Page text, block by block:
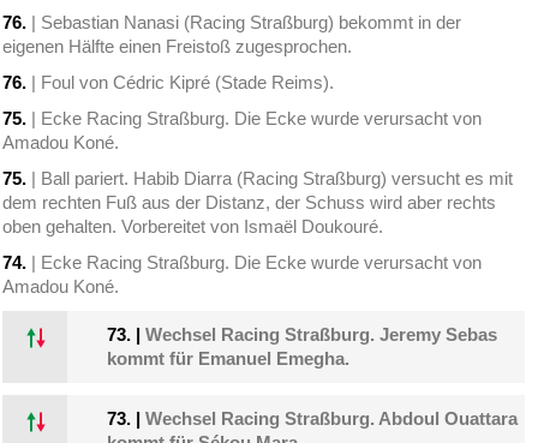
76. | Sebastian Nanasi (Racing Straßburg) bekommt in der
eigenen Hälfte einen Freistoß zugesprochen.
76. | Foul von Cédric Kipré (Stade Reims).
75. | Ecke Racing Straßburg. Die Ecke wurde verursacht von
Amadou Koné.
75. | Ball pariert. Habib Diarra (Racing Straßburg) versucht es mit
dem rechten Fuß aus der Distanz, der Schuss wird aber rechts
oben gehalten. Vorbereitet von Ismaël Doukouré.
74. | Ecke Racing Straßburg. Die Ecke wurde verursacht von
Amadou Koné.
73. |Wechsel Racing Straßburg. Jeremy Sebas
kommt für Emanuel Emegha.
73. |Wechsel Racing Straßburg. Abdoul Ouattara